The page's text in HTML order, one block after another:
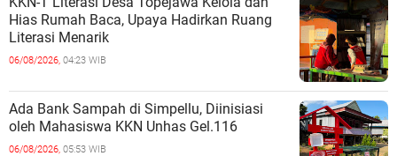
Hias Rumah Baca, Upaya Hadirkan Ruang
Literasi Menarik
06/08/2026, 04:23 WIB
Ada Bank Sampah di Simpellu, Diinisiasi
oleh Mahasiswa KKN Unhas Gel.116
06/08/2026, 05:53 WIB